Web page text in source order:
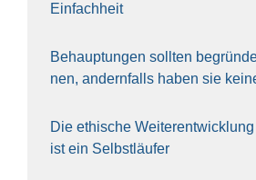
Ein­fach­heit
Behaup­tun­gen soll­ten
nen, andern­falls haben sie
Die ethi­sche
ist ein Selbst­läu­fer